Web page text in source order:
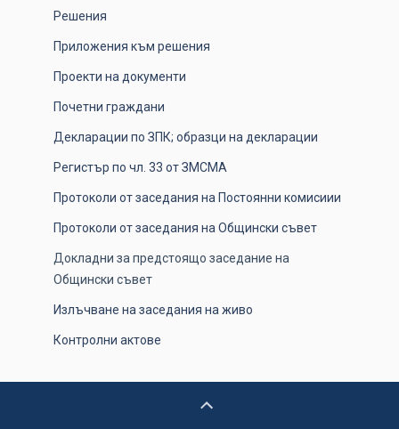
Решения
Приложения към решения
Проекти на документи
Почетни граждани
Декларации по ЗПК; образци на декларации
Регистър по чл. 33 от ЗМСМА
Протоколи от заседания на Постоянни комисиии
Протоколи от заседания на Общински съвет
Докладни за предстоящо заседание на
Общински съвет
Излъчване на заседания на живо
Контролни актове